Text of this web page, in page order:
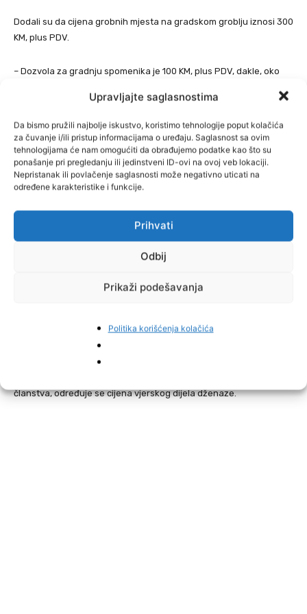
Upravljajte saglasnostima
Da bismo pružili najbolje iskustvo, koristimo tehnologije poput kolačića
za čuvanje i/ili pristup informacijama o uređaju. Saglasnost sa ovim
tehnologijama će nam omogućiti da obrađujemo podatke kao što su
ponašanje pri pregledanju ili jedinstveni ID-ovi na ovoj veb lokaciji.
Nepristanak ili povlačenje saglasnosti može negativno uticati na
određene karakteristike i funkcije.
Prihvati
Odbij
Prikaži podešavanja
Politika korišćenja kolačića
Dodali su da cijena grobnih mjesta na gradskom groblju iznosi 300
KM, plus PDV.
– Dozvola za gradnju spomenika je 100 KM, plus PDV, dakle, oko
nekoliko hiljada maraka. Kao grad smo deficitarni s grobnim
groblja na ravnoj površini – rekli su nam.
Kovčeg do 1.000 KM
Iz Gradskog groblja Mostar pojasnili su nam da se cijena sahrane
pravoslavaca i katolika, odnosno tabuta kod muslimana.
tabuti su 150 KM. Kada su u pitanju grobnice, za jednu osobu košta
1.500 KM, a dvostruka 3.000 KM, dok grobnica na sprat za dvoje
iznosi 2.800 KM. Prodajemo opremu za vjerski ukop za sve
dženaze – kazali su nam iz Gradskog groblja Mostar.
Visina članarine u IZ iznosi 60 KM na godišnjem nivou i važi za
članstva, određuje se cijena vjerskog dijela dženaze.